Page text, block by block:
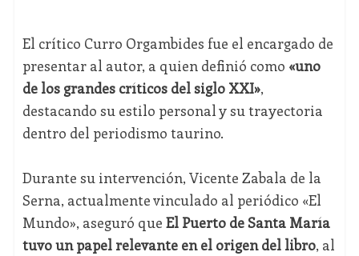
El crítico Curro Orgambides fue el encargado de
presentar al autor, a quien definió como «uno
de los grandes críticos del siglo XXI»,
destacando su estilo personal y su trayectoria
dentro del periodismo taurino.
Durante su intervención, Vicente Zabala de la
Serna, actualmente vinculado al periódico «El
Mundo», aseguró que El Puerto de Santa María
tuvo un papel relevante en el origen del libro, al